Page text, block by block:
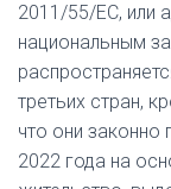
2011/55/ЕС, или
национальным
третьих стран,
что они
2022 года на